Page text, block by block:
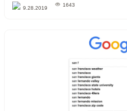
9.28.2019
1643